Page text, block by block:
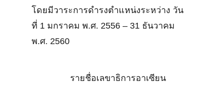
โดยมีวาระการดำรงตำแหน่งระหว่าง วัน
ที่ 1 มกราคม พ.ศ. 2556 – 31 ธันวาคม
พ.ศ. 2560
รายชื่อเลขาธิการอาเซียน